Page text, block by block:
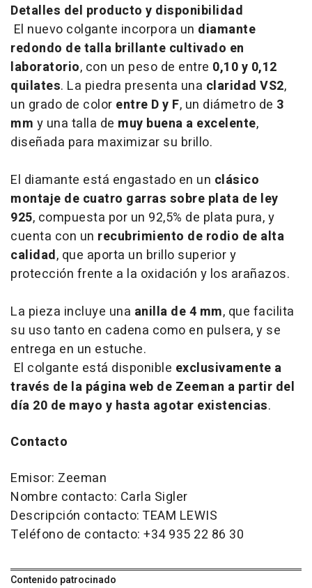
Detalles del producto y disponibilidad
El nuevo colgante incorpora un diamante
redondo de talla brillante cultivado en
laboratorio, con un peso de entre 0,10 y 0,12
quilates. La piedra presenta una claridad VS2,
un grado de color entre D y F, un diámetro de 3
mm y una talla de muy buena a excelente,
diseñada para maximizar su brillo.
El diamante está engastado en un clásico
montaje de cuatro garras sobre plata de ley
925, compuesta por un 92,5% de plata pura, y
cuenta con un recubrimiento de rodio de alta
calidad, que aporta un brillo superior y
protección frente a la oxidación y los arañazos.
La pieza incluye una anilla de 4 mm, que facilita
su uso tanto en cadena como en pulsera, y se
entrega en un estuche.
El colgante está disponible exclusivamente a
través de la página web de Zeeman a partir del
día 20 de mayo y hasta agotar existencias.
Contacto
Emisor: Zeeman
Nombre contacto: Carla Sigler
Descripción contacto: TEAM LEWIS
Teléfono de contacto: +34 935 22 86 30
Contenido patrocinado